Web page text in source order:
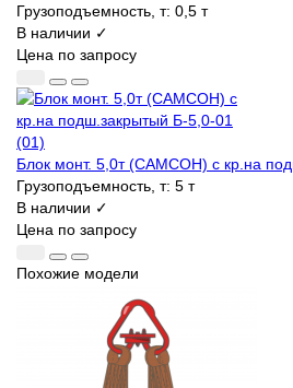
Грузоподъемность, т: 0,5 т
В наличии ✓
Цена по запросу
Блок монт. 5,0т (САМСОН) с кр.на
Грузоподъемность, т: 5 т
В наличии ✓
Цена по запросу
Похожие модели